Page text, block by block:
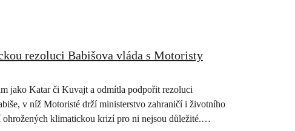
oceánů a…
rezoluci Babišova vláda s Motoristy
jako Katar či Kuvajt a odmítla podpořit rezoluci
v níž Motoristé drží ministerstvo zahraničí i životního
klimatickou krizí pro ni nejsou důležité.